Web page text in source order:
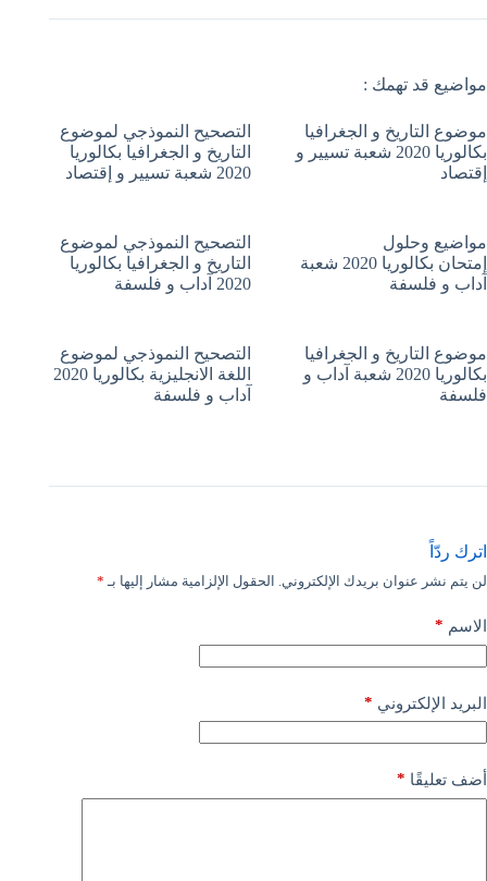
مواضيع قد تهمك :
موضوع التاريخ و الجغرافيا
بكالوريا 2020 شعبة تسيير و
إقتصاد
التصحيح النموذجي لموضوع
التاريخ و الجغرافيا بكالوريا
2020 شعبة تسيير و إقتصاد
مواضيع وحلول
إمتحان بكالوريا 2020 شعبة
آداب و فلسفة
التصحيح النموذجي لموضوع
التاريخ و الجغرافيا بكالوريا
2020 آداب و فلسفة
موضوع التاريخ و الجغرافيا
بكالوريا 2020 شعبة آداب و
فلسفة
التصحيح النموذجي لموضوع
اللغة الانجليزية بكالوريا 2020
آداب و فلسفة
اترك ردّاً
لن يتم نشر عنوان بريدك الإلكتروني. الحقول الإلزامية مشار إليها بـ *
الاسم *
البريد الإلكتروني *
أضف تعليقًا *